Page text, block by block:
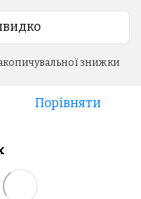
знижки
Порівняти